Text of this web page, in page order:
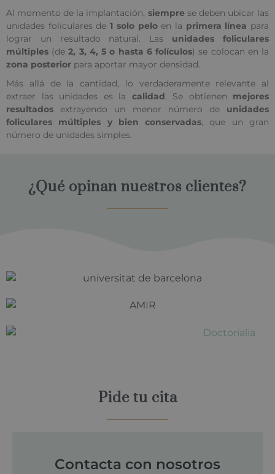
Al momento de la implantación, siempre se deben ubicar las
unidades foliculares de1 solo peloen la primera línea para
lograr un resultado natural. Las unidades foliculares
múltiples (de2, 3, 4, 5 o hasta 6 folículos) se colocan en la
zona posterior para aportar mayor densidad.
Más allá de la cantidad, lo verdaderamente relevante al
extraer las unidades es la calidad. Se obtienen mejores
resultados extrayendo un menor número de unidades
foliculares múltiples y bien conservadas, que un gran
número de unidades simples.
¿Qué opinan nuestros clientes?
Pide tu cita
Contacta con nosotros